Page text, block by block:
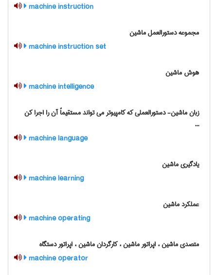
machine instruction
مجموعه دستورالعمل ماشین
machine instruction set
هوش ماشین
machine intelligence
زبان ماشین- دستورالعملی که کامپیوتر می تواند مستقیماً آن را اجرا کن
...
machine language
یادگیری ماشین
machine learning
عملکرد ماشین
machine operating
متصدی ماشین ، اپراتور ماشین ، کارگردان ماشین ، اپراتور دستگاه
machine operator